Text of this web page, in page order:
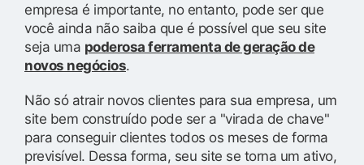
empresa é importante, no entanto, pode ser que
você ainda não saiba que é possível que seu site
seja uma poderosa ferramenta de geração de
novos negócios.
Não só atrair novos clientes para sua empresa, um
site bem construído pode ser a "virada de chave"
para conseguir clientes todos os meses de forma
previsível. Dessa forma, seu site se torna um ativo,